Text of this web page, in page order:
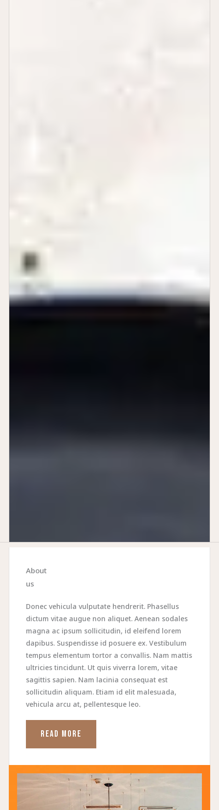
About
us
Donec vehicula vulputate hendrerit. Phasellus
dictum vitae augue non aliquet. Aenean sodales
magna ac ipsum sollicitudin, id eleifend lorem
dapibus. Suspendisse id posuere ex. Vestibulum
tempus elementum tortor a convallis. Nam mattis
ultricies tincidunt. Ut quis viverra lorem, vitae
sagittis sapien. Nam lacinia consequat est
sollicitudin aliquam. Etiam id elit malesuada,
vehicula arcu at, pellentesque leo.
READ MORE